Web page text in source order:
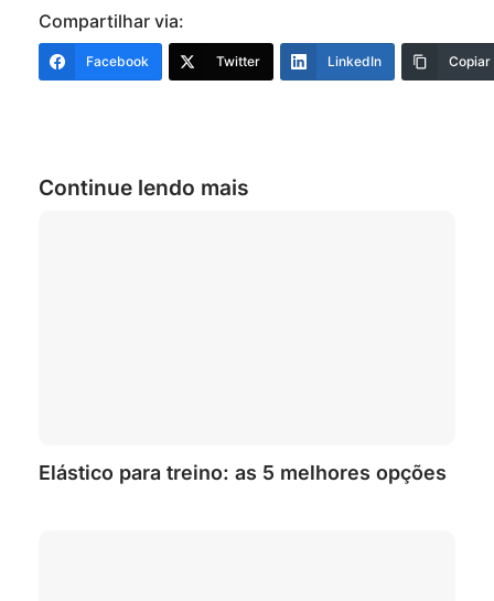
Compartilhar via:
Facebook Twitter LinkedIn Copiar
Continue lendo mais
Elástico para treino: as 5 melhores opções